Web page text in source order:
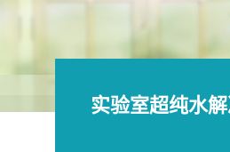
实验室超纯水